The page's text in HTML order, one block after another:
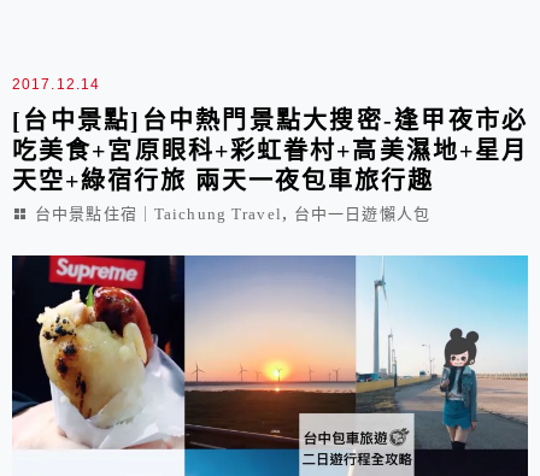
2017.12.14
[台中景點]台中熱門景點大搜密-逢甲夜市必
吃美食+宮原眼科+彩虹眷村+高美濕地+星月
天空+綠宿行旅 兩天一夜包車旅行趣
台中景點住宿｜Taichung Travel , 台中一日遊懶人包